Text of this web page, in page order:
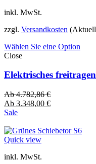
inkl. MwSt.
zzgl. Versandkosten
Wählen Sie eine Option
Close
Elektrisches
Ab4.782,86€
Ab 3.348,00 €
Sale
Quick view
inkl. MwSt.